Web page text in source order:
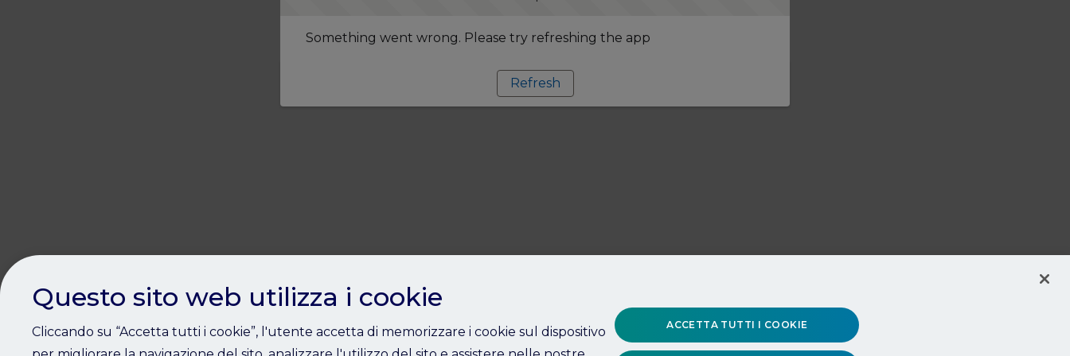
Something went wrong. Please try refreshing the app
Refresh
Questo sito web utilizza i cookie
Cliccando su “Accetta tutti i cookie”, l'utente accetta di memorizzare i cookie sul dispositivo
ACCETTA TUTTI I COOKIE